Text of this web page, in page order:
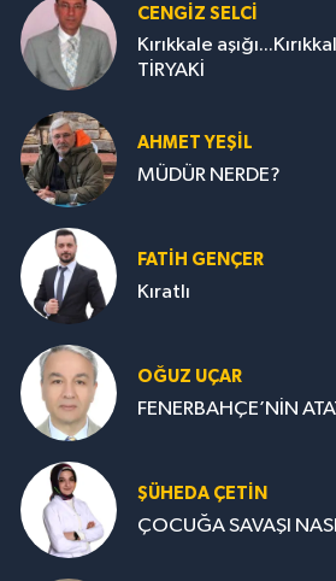
CENGİZ SELCİ
Kırıkkale
TİRYAKİ
AHMET YEŞİL
MÜDÜR NERDE?
FATIH GENÇER
Kıratlı
OĞUZ UÇAR
FENERBAHÇE’NİN
ŞÜHEDA ÇETİN
ÇOCUĞA SAVAŞI